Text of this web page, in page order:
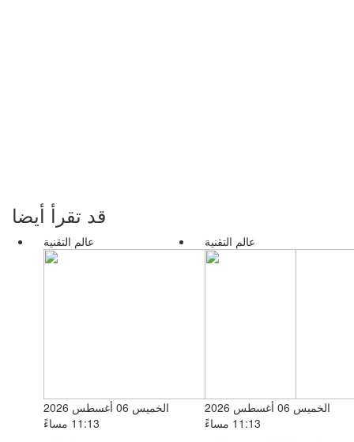
قد تقرأ أيضا
عالم التقنية
الخميس 06 أغسطس 2026
11:13 مساءً
عالم التقنية
الخميس 06 أغسطس 2026
11:13 مساءً